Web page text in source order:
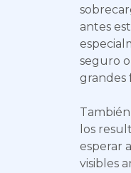
antes
seguro
grandes
los
esperar
visibles